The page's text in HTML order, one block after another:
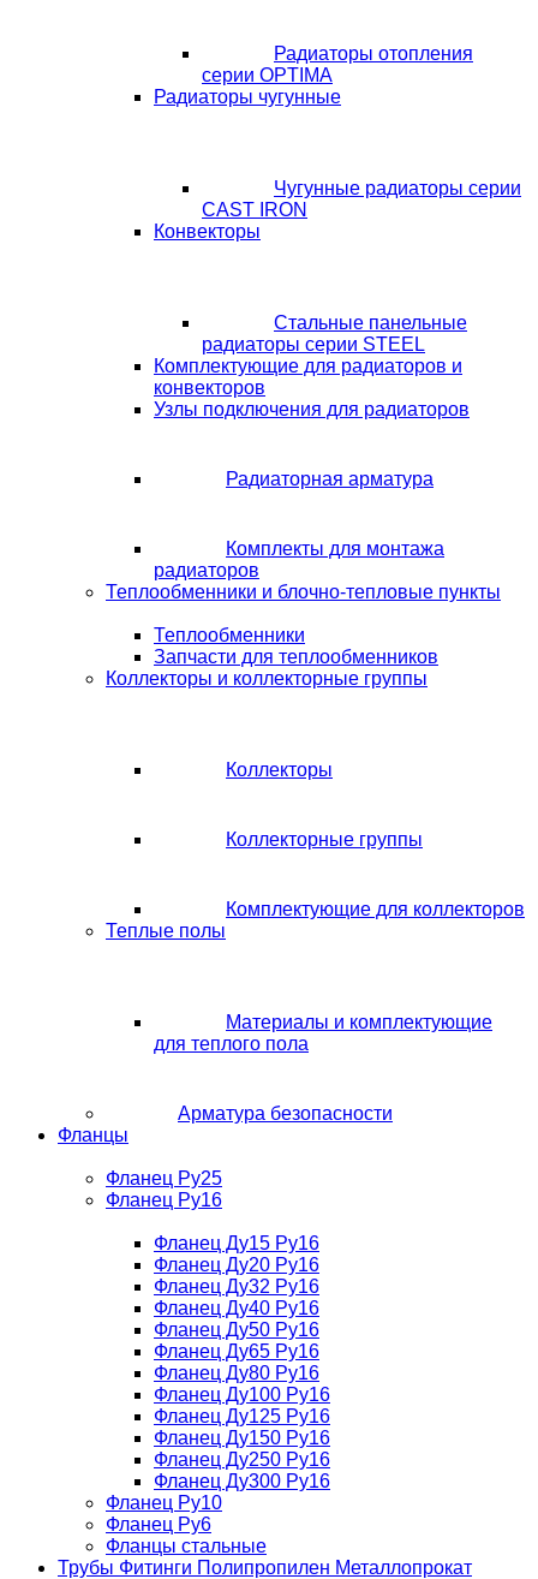
Радиаторы отопления
серии OPTIMA
Радиаторы чугунные
Чугунные радиаторы серии
CAST IRON
Конвекторы
Стальные панельные
радиаторы серии STEEL
Комплектующие для радиаторов и
конвекторов
Узлы подключения для радиаторов
Радиаторная арматура
Комплекты для монтажа
радиаторов
Теплообменники и блочно-тепловые пункты
Теплообменники
Запчасти для теплообменников
Коллекторы и коллекторные группы
Коллекторы
Коллекторные группы
Комплектующие для коллекторов
Теплые полы
Материалы и комплектующие
для теплого пола
Арматура безопасности
Фланцы
Фланец Ру25
Фланец Ру16
Фланец Ду15 Ру16
Фланец Ду20 Ру16
Фланец Ду32 Ру16
Фланец Ду40 Ру16
Фланец Ду50 Ру16
Фланец Ду65 Ру16
Фланец Ду80 Ру16
Фланец Ду100 Ру16
Фланец Ду125 Ру16
Фланец Ду150 Ру16
Фланец Ду250 Ру16
Фланец Ду300 Ру16
Фланец Ру10
Фланец Ру6
Фланцы стальные
Трубы Фитинги Полипропилен Металлопрокат